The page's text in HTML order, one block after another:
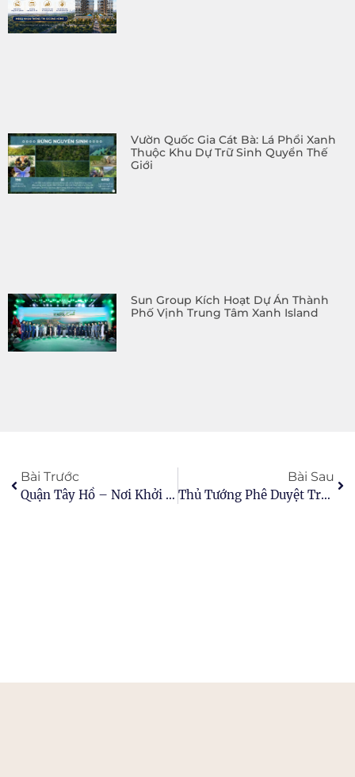
Vườn Quốc Gia Cát Bà: Lá Phổi Xanh
Thuộc Khu Dự Trữ Sinh Quyển Thế
Giới
Sun Group Kích Hoạt Dự Án Thành
Phố Vịnh Trung Tâm Xanh Island
Bài Trước
Quận Tây Hồ – Nơi Khởi Nguồn Chất Sống Tinh Hoa
Bài Sau
Thủ Tướng Phê Duyệt Trụ Sở Mới Của 36 Bộ, Ngành